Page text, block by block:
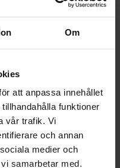
Om
att anpassa innehållet
funktioner
vår trafik. Vi
och annan
medier och
samarbetar med.
samarbete
i